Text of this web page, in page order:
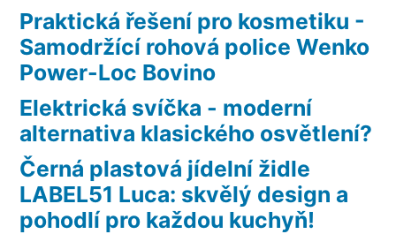
Praktická řešení pro kosmetiku -
Samodržící rohová police Wenko
Power-Loc Bovino
Elektrická svíčka - moderní
alternativa klasického osvětlení?
Černá plastová jídelní židle
LABEL51 Luca: skvělý design a
pohodlí pro každou kuchyň!